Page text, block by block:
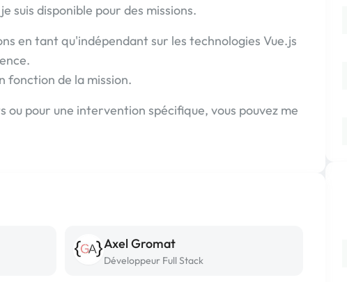
suis disponible pour des missions.
en tant qu'indépendant sur les technologies Vue.js
fonction de la mission.
ou pour une intervention spécifique, vous pouvez me
Axel Gromat
Développeur Full Stack